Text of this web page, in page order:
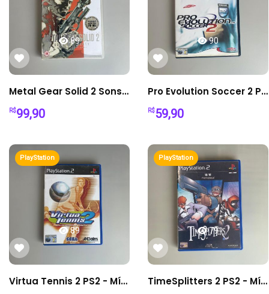
89
Metal Gear Solid 2 Sons of Liberty PS2 - Mídia Física
R$99,90
90
Pro Evolution Soccer 2 PS2 - Mídia Física
R$59,90
89
PlayStation
Virtua Tennis 2 PS2 - Mídia Física
79
PlayStation
TimeSplitters 2 PS2 - Mídia Física